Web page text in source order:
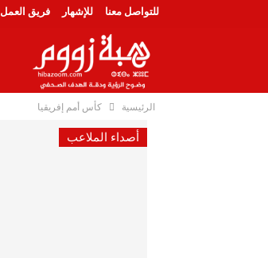
للتواصل معنا للإشهار فريق العمل
الرئيسية كأس أمم إفريقيا
أصداء الملاعب